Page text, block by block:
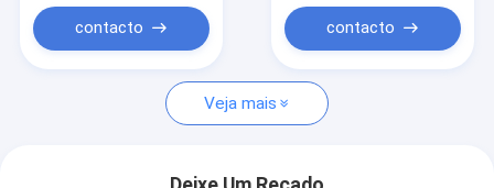
Cabo pendente interno de FTTH
Cabo pendente exterior de FTTH
Cabo de remendo de FTTH
contacto contacto
Veja mais